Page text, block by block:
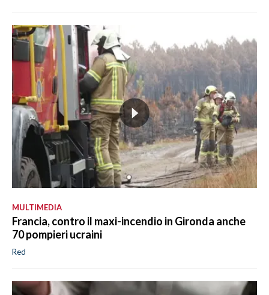
MULTIMEDIA
Francia, contro il maxi-incendio in Gironda anche
70 pompieri ucraini
Red